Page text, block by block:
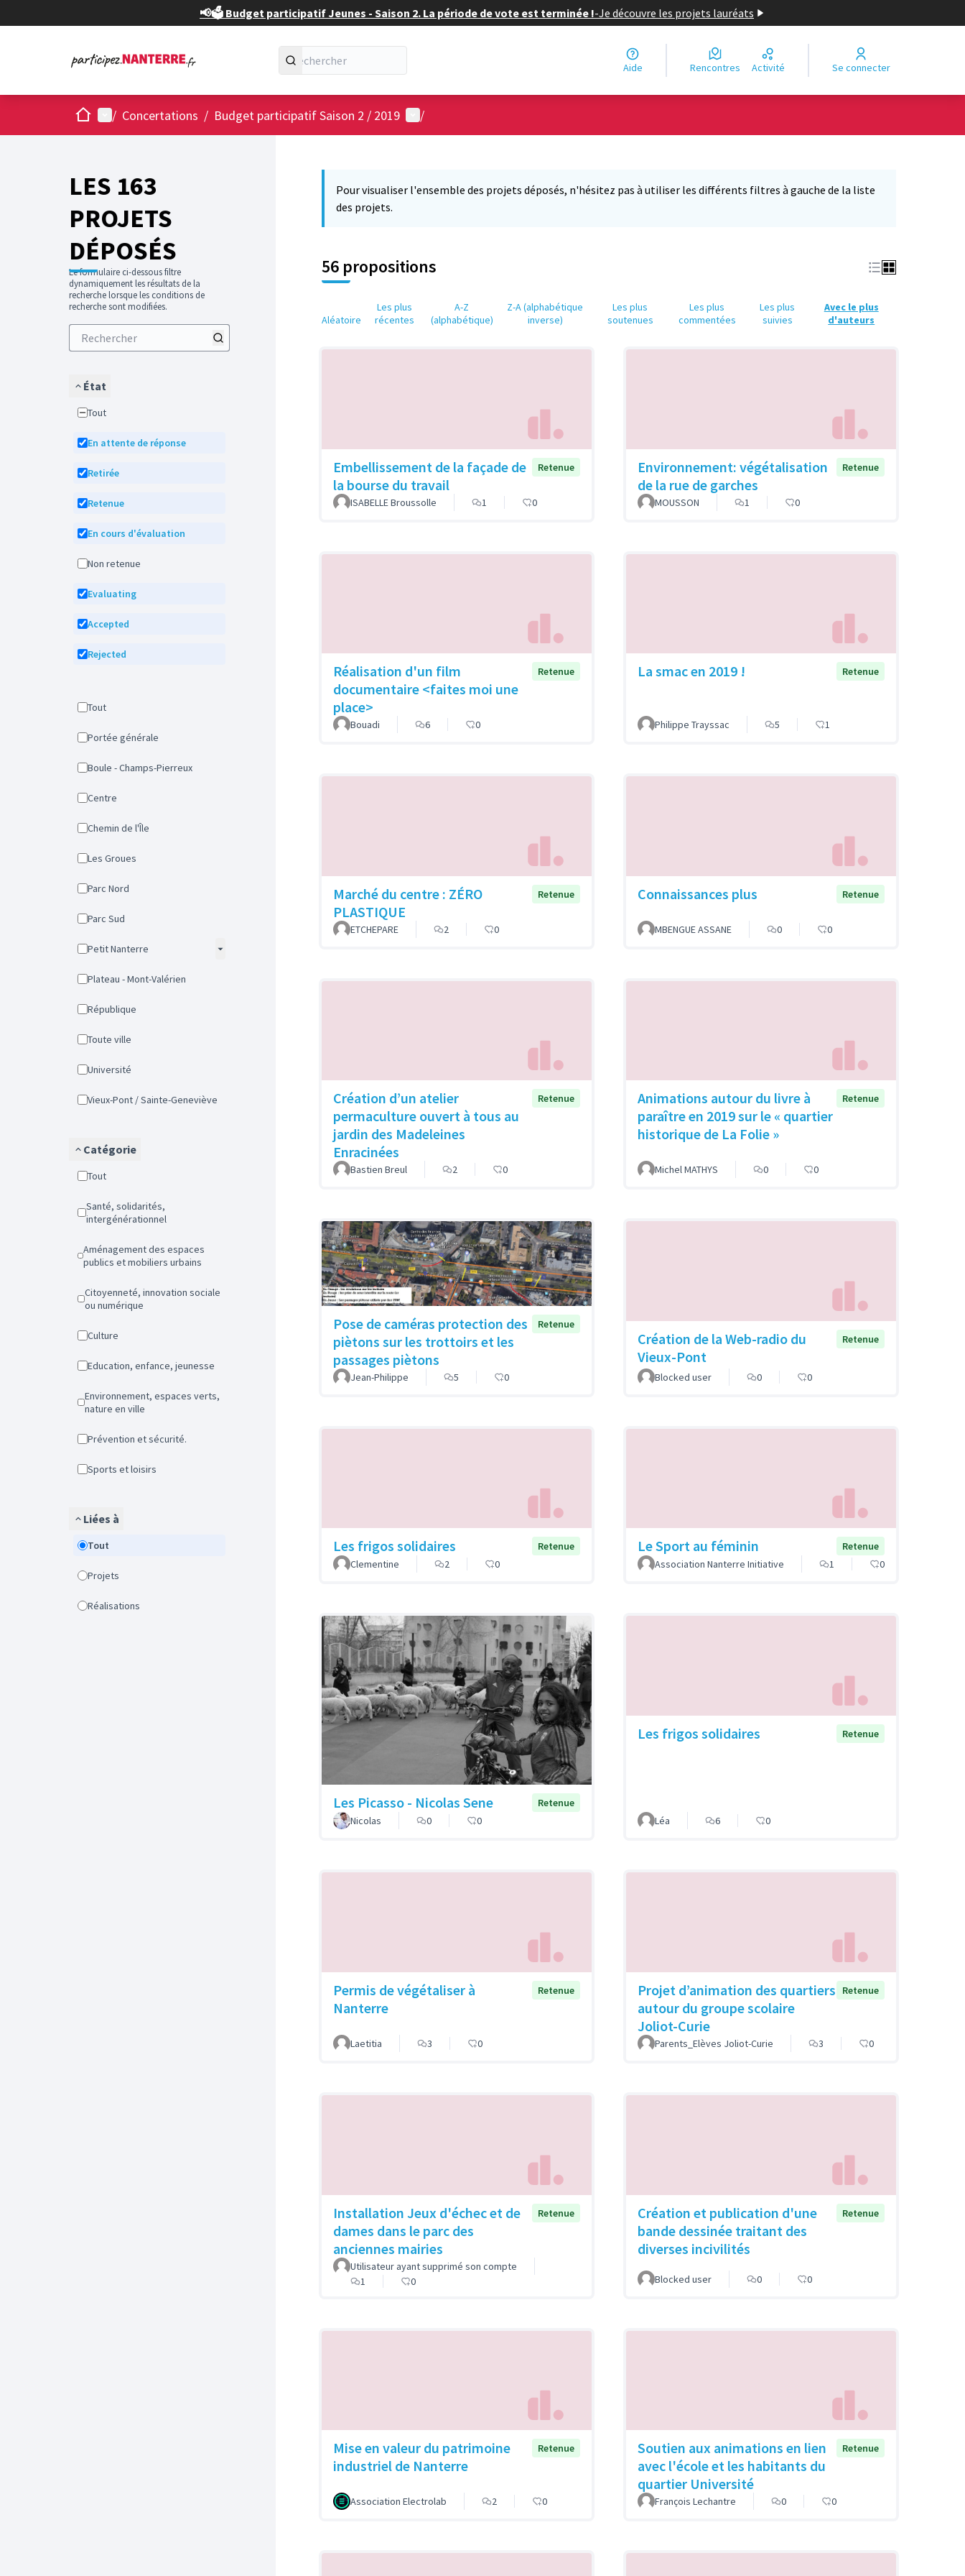
📢🗳️ Budget participatif Jeunes - Saison 2. La période de vote est terminée !-Je découvre les projets lauréats
Aide Rencontres Activité Se connecter
AccueilMenu principal
/ Concertations / Budget participatif Saison 2 / 2019 Menu utilisateur
/
LES 163
PROJETS
DÉPOSÉS
Le formulaire ci-dessous filtre
dynamiquement les résultats de la
recherche lorsque les conditions de
recherche sont modifiées.
État
Tout
En attente de réponse
Retirée
Retenue
En cours d'évaluation
Non retenue
Evaluating
Accepted
Rejected
Tout
Portée générale
Boule - Champs-Pierreux
Centre
Chemin de l'Île
Les Groues
Parc Nord
Parc Sud
Petit Nanterre
Plateau - Mont-Valérien
République
Toute ville
Université
Vieux-Pont / Sainte-Geneviève
Catégorie
Tout
Santé, solidarités,
intergénérationnel
Aménagement des espaces
publics et mobiliers urbains
Citoyenneté, innovation sociale
ou numérique
Culture
Education, enfance, jeunesse
Environnement, espaces verts,
nature en ville
Prévention et sécurité.
Sports et loisirs
Liées à
Tout
Projets
Réalisations
3
Pour visualiser l'ensemble des projets déposés, n'hésitez pas à utiliser les différents filtres à gauche de la liste
des projets.
56 propositions
Aléatoire
Les plus
récentes
A-Z
(alphabétique)
Z-A (alphabétique
inverse)
Les plus
soutenues
Les plus
commentées
Les plus
suivies
Avec le plus
d'auteurs
Embellissement de la façade de
la bourse du travail
Retenue
ISABELLE Broussolle 1 0
Environnement: végétalisation
de la rue de garches
Retenue
MOUSSON 1 0
Réalisation d'un film
documentaire <faites moi une
place>
Retenue
Bouadi 6 0
La smac en 2019 ! Retenue
Philippe Trayssac 5 1
Marché du centre : ZÉRO
PLASTIQUE
Retenue
ETCHEPARE 2 0
Connaissances plus Retenue
MBENGUE ASSANE 0 0
Création d’un atelier
permaculture ouvert à tous au
jardin des Madeleines
Enracinées
Retenue
Bastien Breul 2 0
Animations autour du livre à
paraître en 2019 sur le « quartier
historique de La Folie »
Retenue
Michel MATHYS 0 0
Pose de caméras protection des
piètons sur les trottoirs et les
passages piètons
Retenue
Jean-Philippe 5 0
Création de la Web-radio du
Vieux-Pont
Retenue
Blocked user 0 0
Les frigos solidaires
Retenue
Clementine
2 0
Le Sport au féminin
Retenue
Association Nanterre Initiative
1 0
Les Picasso - Nicolas Sene
Retenue
Nicolas
0 0
Les frigos solidaires Retenue
Léa 6 0
Permis de végétaliser à
Nanterre
Retenue
Laetitia 3 0
Projet d’animation des quartiers
autour du groupe scolaire
Joliot-Curie
Retenue
Parents_Elèves Joliot-Curie 3 0
Installation Jeux d'échec et de
dames dans le parc des
anciennes mairies
Retenue
Utilisateur ayant supprimé son compte
1
0
Création et publication d'une
bande dessinée traitant des
diverses incivilités
Retenue
Blocked user 0 0
Mise en valeur du patrimoine
industriel de Nanterre
Retenue
Association Electrolab 2 0
Soutien aux animations en lien
avec l'école et les habitants du
quartier Université
Retenue
François Lechantre 0 0